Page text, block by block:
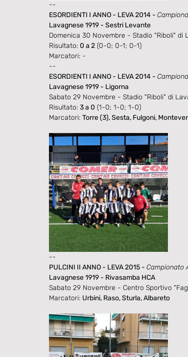
--
ESORDIENTI I ANNO - LEVA 2014 -
Lavagnese 1919 - Sestri Levante
Domenica 30 Novembre - Stadio "Riboli" di
Risultato: 0 a 2 (0-0; 0-1; 0-1)
Marcatori: -
--
ESORDIENTI I ANNO - LEVA 2014 -
Lavagnese 1919 - Ligorna
Sabato 29 Novembre - Stadio "Riboli" di
Risultato: 3 a 0 (1-0; 1-0; 1-0)
Marcatori: Torre (3), Sesta, Fulgoni,
--
PULCINI II ANNO - LEVA 2015 - Campionato
Lavagnese 1919 - Rivasamba HCA
Sabato 29 Novembre - Centro Sportivo
Marcatori: Urbini, Raso, Sturla, Albareto